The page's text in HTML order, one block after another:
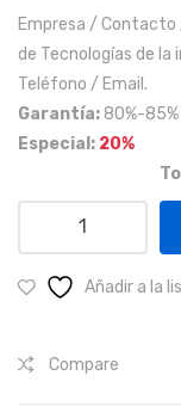
Empresa / Contacto
de Tecnologías de
Teléfono / Email.
Garantía: 80%-85%
Especial: 20%
Empresas
en
Ciudad
cantidad
Añadir a la
Compare